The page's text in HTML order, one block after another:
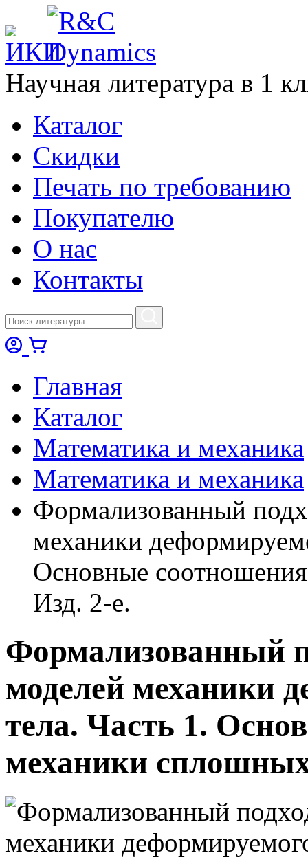
Научная литература в 1
Каталог
Cкидки
Печать по требованию
Покупателю
О нас
Контакты
Главная
Каталог
Математика и механика
Математика и механика
Формализованный
механики
Основные
Изд. 2-е.
Формализованный
моделей механики
тела. Часть 1.
механики